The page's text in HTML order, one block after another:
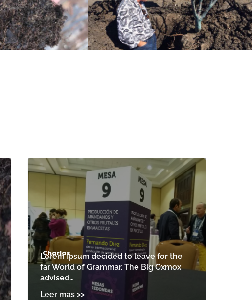
Charlas
Lorem Ipsum decided to leave for the
far World of Grammar. The Big Oxmox
advised…